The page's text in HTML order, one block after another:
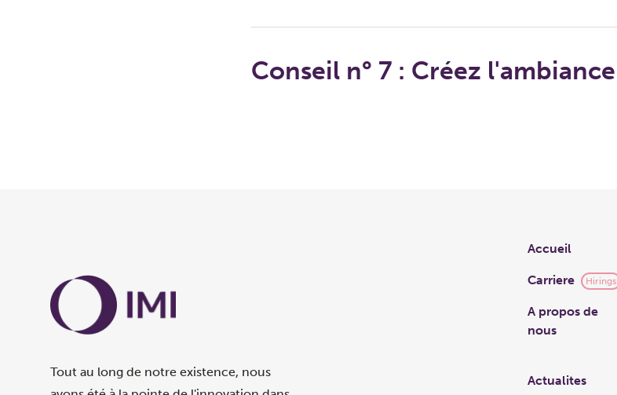
Conseil n° 7 : Créez l'ambiance
Tout au long de notre existence, nous
Links
Accueil
Carriere Hirings
A propos de
nous
Actualites